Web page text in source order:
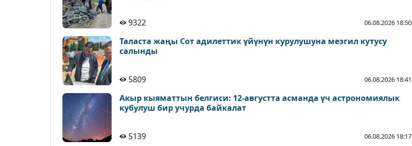
9322 06.08.2026 18:50
Таласта жаңы Сот адилеттик үйүнүн курулушуна мезгил кутусу
салынды
5809 06.08.2026 18:41
Акыр кыяматтын белгиси: 12-августта асманда үч астрономиялык
кубулуш бир учурда байкалат
5139 06.08.2026 18:17